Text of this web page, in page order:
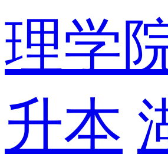
理学
升本